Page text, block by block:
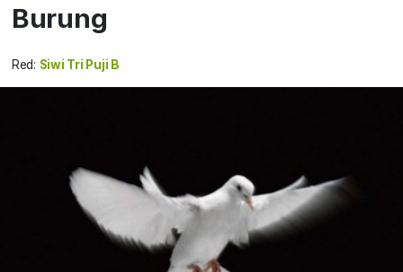
Burung
Red: Siwi Tri Puji B